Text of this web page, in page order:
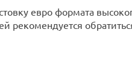
евро формата
рекомендуется